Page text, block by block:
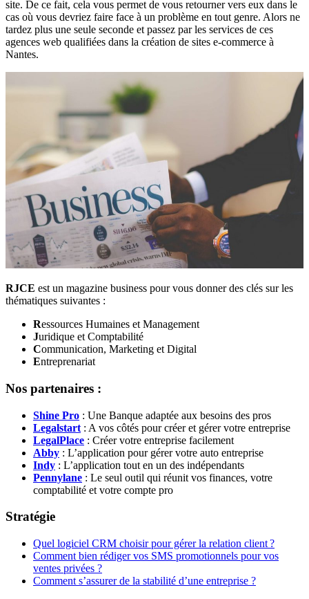
site. De ce fait, cela vous permet de vous retourner vers eux dans le
cas où vous devriez faire face à un problème en tout genre. Alors ne
tardez plus une seule seconde et passez par les services de ces
agences web qualifiées dans la création de sites e-commerce à
Nantes.
RJCE est un magazine business pour vous donner des clés sur les
thématiques suivantes :
Ressources Humaines et Management
Juridique et Comptabilité
Communication, Marketing et Digital
Entreprenariat
Nos partenaires :
Shine Pro : Une Banque adaptée aux besoins des pros
Legalstart : A vos côtés pour créer et gérer votre entreprise
LegalPlace : Créer votre entreprise facilement
Abby : L’application pour gérer votre auto entreprise
Indy : L’application tout en un des indépendants
Pennylane : Le seul outil qui réunit vos finances, votre
comptabilité et votre compte pro
Stratégie
Quel logiciel CRM choisir pour gérer la relation client ?
Comment bien rédiger vos SMS promotionnels pour vos
ventes privées ?
Comment s’assurer de la stabilité d’une entreprise ?